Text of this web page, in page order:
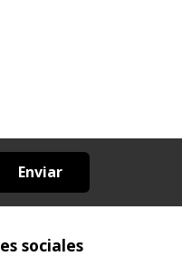
Enviar
sociales